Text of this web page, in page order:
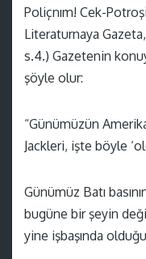
Poliçnım! Cek-
Literaturnaya
s.4.) Gazetenin
şöyle olur:
“Günümüzün
Jackleri, işte böyle
Günümüz Batı
bugüne bir şeyin
yine işbaşında